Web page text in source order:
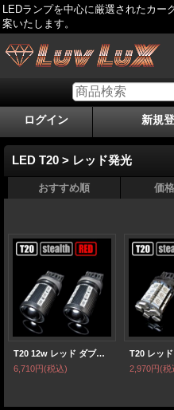
LEDランプを中心に厳選されたカー
案いたします。
ログイン 新規
LED T20 > レッド発光
おすすめ順 価
T20 12w レッド ダブル CREE×SAMSUNG
6,710円(税込)
2,970円(税